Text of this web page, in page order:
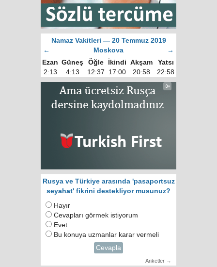
Namaz Vakitleri — 20 Temmuz 2019
←
Moskova
→
Ezan Güneş Öğle İkindi Akşam
Yatsı
2:13
4:13 12:37 17:00 20:58 22:58
Rusya ve Türkiye arasında 'pasaportsuz
seyahat' fikrini destekliyor musunuz?
Hayır
Cevapları görmek istiyorum
Evet
Bu konuya uzmanlar karar vermeli
Cevapla
Anketler →